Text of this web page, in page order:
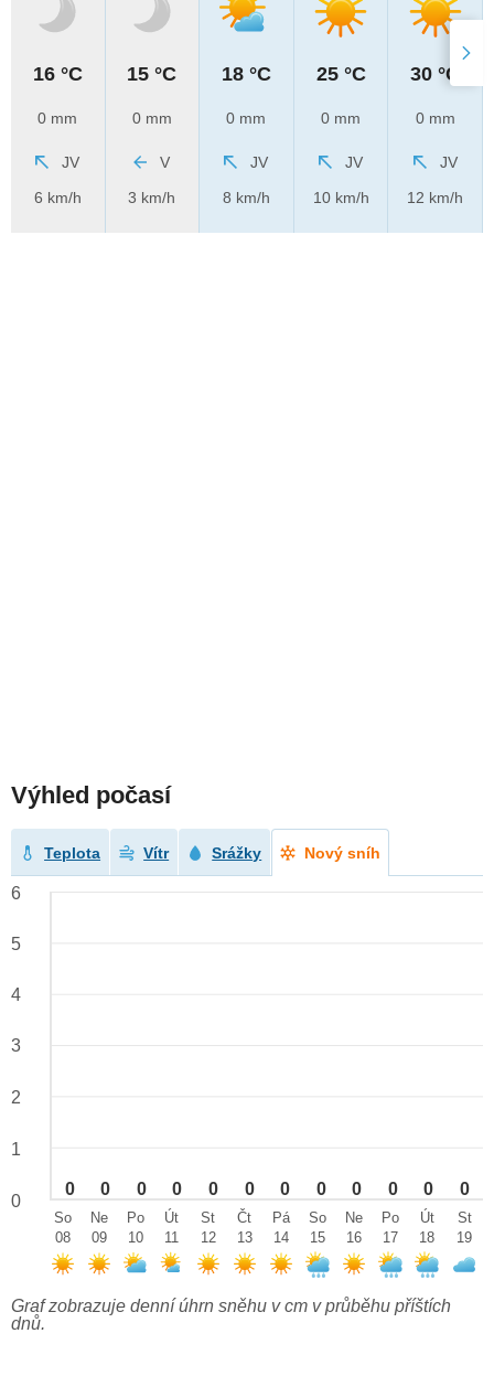
16 °C
0 mm
JV
6 km/h
15 °C
0 mm
V
3 km/h
18 °C
0 mm
JV
8 km/h
25 °C
0 mm
JV
10 km/h
30 °C
0 mm
JV
12 km/h
Výhled počasí
Teplota Vítr Srážky Nový sníh
0 0 0 0 0 0 0 0 0 0 0 0
6
5
4
3
2
1
0
So
08
Ne
09
Po
10
Út
11
St
12
Čt
13
Pá
14
So
15
Ne
16
Po
17
Út
18
St
19
Graf zobrazuje denní úhrn sněhu v cm v průběhu příštích
dnů.